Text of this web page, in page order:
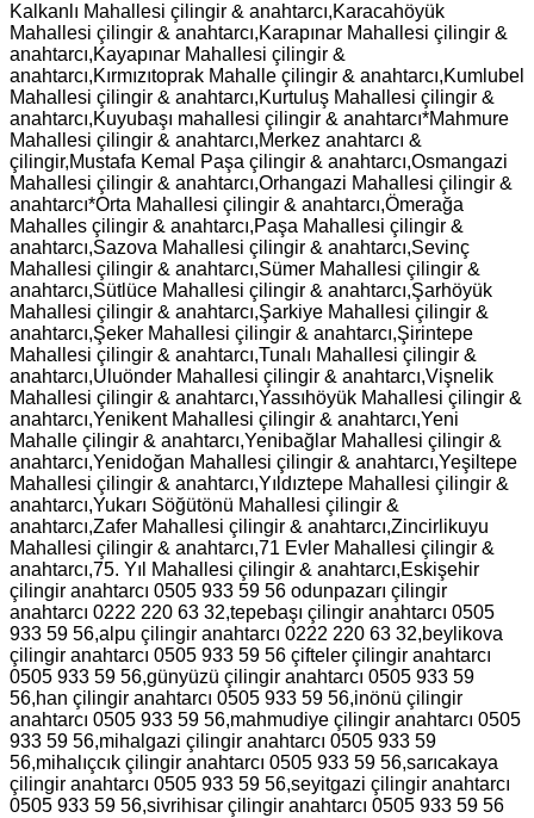
Kalkanlı Mahallesi çilingir & anahtarcı,Karacahöyük
Mahallesi çilingir & anahtarcı,Karapınar Mahallesi çilingir &
anahtarcı,Kayapınar Mahallesi çilingir &
anahtarcı,Kırmızıtoprak Mahalle çilingir & anahtarcı,Kumlubel
Mahallesi çilingir & anahtarcı,Kurtuluş Mahallesi çilingir &
anahtarcı,Kuyubaşı mahallesi çilingir & anahtarcı*Mahmure
Mahallesi çilingir & anahtarcı,Merkez anahtarcı &
çilingir,Mustafa Kemal Paşa çilingir & anahtarcı,Osmangazi
Mahallesi çilingir & anahtarcı,Orhangazi Mahallesi çilingir &
anahtarcı*Orta Mahallesi çilingir & anahtarcı,Ömerağa
Mahalles çilingir & anahtarcı,Paşa Mahallesi çilingir &
anahtarcı,Sazova Mahallesi çilingir & anahtarcı,Sevinç
Mahallesi çilingir & anahtarcı,Sümer Mahallesi çilingir &
anahtarcı,Sütlüce Mahallesi çilingir & anahtarcı,Şarhöyük
Mahallesi çilingir & anahtarcı,Şarkiye Mahallesi çilingir &
anahtarcı,Şeker Mahallesi çilingir & anahtarcı,Şirintepe
Mahallesi çilingir & anahtarcı,Tunalı Mahallesi çilingir &
anahtarcı,Uluönder Mahallesi çilingir & anahtarcı,Vişnelik
Mahallesi çilingir & anahtarcı,Yassıhöyük Mahallesi çilingir &
anahtarcı,Yenikent Mahallesi çilingir & anahtarcı,Yeni
Mahalle çilingir & anahtarcı,Yenibağlar Mahallesi çilingir &
anahtarcı,Yenidoğan Mahallesi çilingir & anahtarcı,Yeşiltepe
Mahallesi çilingir & anahtarcı,Yıldıztepe Mahallesi çilingir &
anahtarcı,Yukarı Söğütönü Mahallesi çilingir &
anahtarcı,Zafer Mahallesi çilingir & anahtarcı,Zincirlikuyu
Mahallesi çilingir & anahtarcı,71 Evler Mahallesi çilingir &
anahtarcı,75. Yıl Mahallesi çilingir & anahtarcı,Eskişehir
çilingir anahtarcı 0505 933 59 56 odunpazarı çilingir
anahtarcı 0222 220 63 32,tepebaşı çilingir anahtarcı 0505
933 59 56,alpu çilingir anahtarcı 0222 220 63 32,beylikova
çilingir anahtarcı 0505 933 59 56 çifteler çilingir anahtarcı
0505 933 59 56,günyüzü çilingir anahtarcı 0505 933 59
56,han çilingir anahtarcı 0505 933 59 56,inönü çilingir
anahtarcı 0505 933 59 56,mahmudiye çilingir anahtarcı 0505
933 59 56,mihalgazi çilingir anahtarcı 0505 933 59
56,mihalıçcık çilingir anahtarcı 0505 933 59 56,sarıcakaya
çilingir anahtarcı 0505 933 59 56,seyitgazi çilingir anahtarcı
0505 933 59 56,sivrihisar çilingir anahtarcı 0505 933 59 56